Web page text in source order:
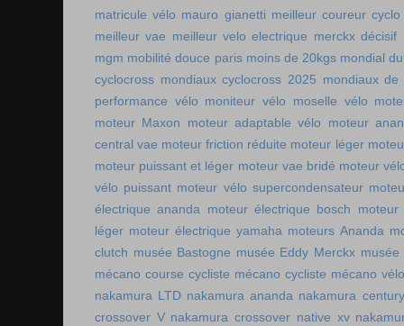
matricule vélo mauro gianetti meilleur coureur
meilleur vae meilleur velo electrique merckx décisif
mgm mobilité douce paris moins de 20kgs mondial
cyclocross mondiaux cyclocross 2025 mondiaux de
performance vélo moniteur vélo moselle vélo
moteur Maxon
moteur adaptable vélo
moteur
central vae moteur friction réduite moteur léger
moteur puissant et léger moteur vae bridé moteur
vélo puissant moteur vélo supercondensateur
électrique ananda
moteur électrique bosch
moteur
léger moteur électrique yamaha moteurs Ananda
clutch musée Bastogne musée Eddy Merckx
mécano course cycliste mécano cycliste mécano vélo
nakamura LTD nakamura ananda nakamura
crossover V nakamura crossover native xv